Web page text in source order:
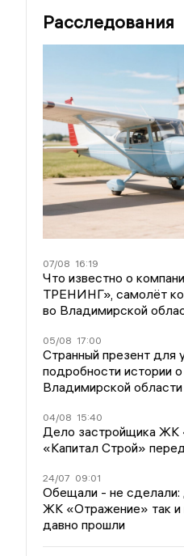
Расследования
07/08 16:19
Что известно о
ТРЕНИНГ», самолёт
во Владимирской
05/08 17:00
Странный презент для
подробности истории
Владимирской области
04/08 15:40
Дело застройщика
«Капитал Строй»
24/07 09:01
Обещали - не сделали:
ЖК «Отражение» так и
давно прошли